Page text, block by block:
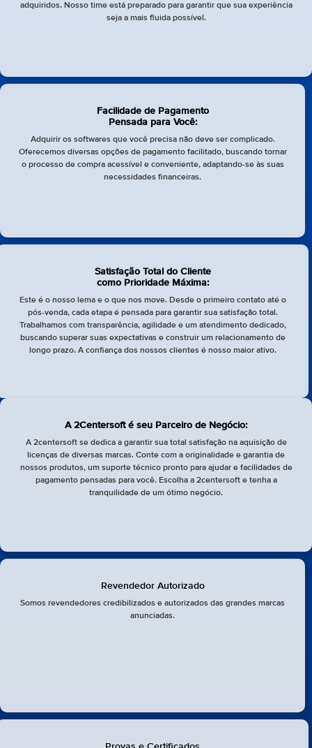
adquiridos. Nosso time está preparado para garantir que sua experiência
seja a mais fluida possível.
Facilidade de Pagamento
Pensada para Você:
Adquirir os softwares que você precisa não deve ser complicado.
Oferecemos diversas opções de pagamento facilitado, buscando tornar
o processo de compra acessível e conveniente, adaptando-se às suas
necessidades financeiras.
Satisfação Total do Cliente
como Prioridade Máxima:
Este é o nosso lema e o que nos move. Desde o primeiro contato até o
pós-venda, cada etapa é pensada para garantir sua satisfação total.
Trabalhamos com transparência, agilidade e um atendimento dedicado,
buscando superar suas expectativas e construir um relacionamento de
longo prazo. A confiança dos nossos clientes é nosso maior ativo.
A 2Centersoft é seu Parceiro de Negócio:
A 2centersoft se dedica a garantir sua total satisfação na aquisição de
licenças de diversas marcas. Conte com a originalidade e garantia de
nossos produtos, um suporte técnico pronto para ajudar e facilidades de
pagamento pensadas para você. Escolha a 2centersoft e tenha a
tranquilidade de um ótimo negócio.
Revendedor Autorizado
Somos revendedores credibilizados e autorizados das grandes marcas
anunciadas.